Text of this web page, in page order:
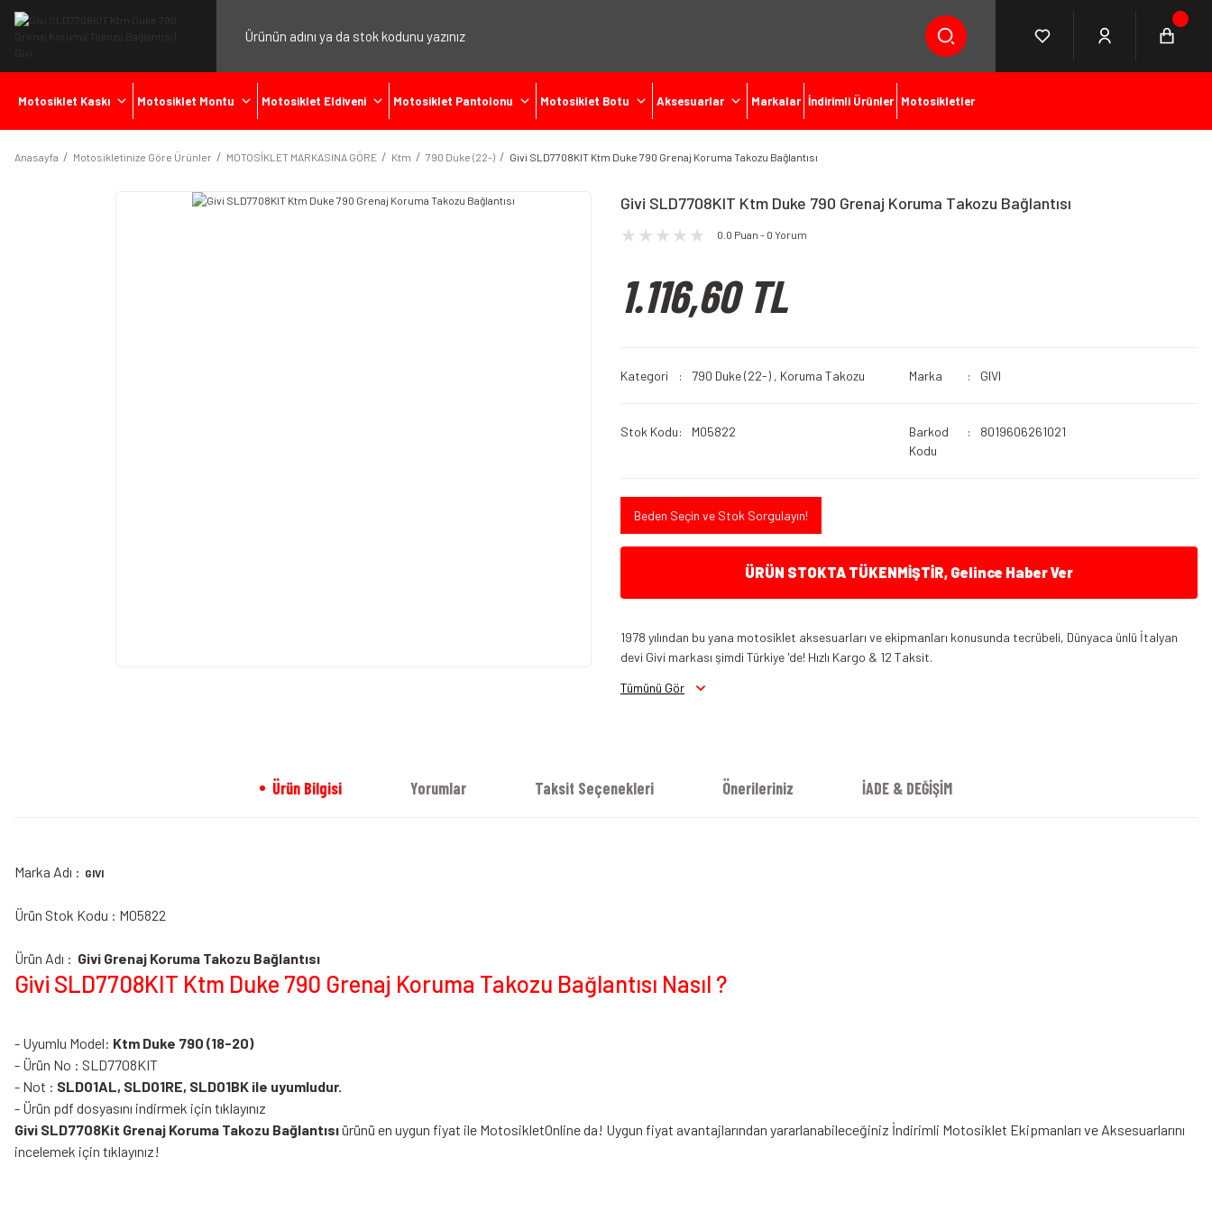
Motosiklet Kaskı Motosiklet Montu Motosiklet Eldiveni Motosiklet Pantolonu Motosiklet Botu Aksesuarlar Markalar İndirimli Ürünler Motosikletler
Anasayfa Motosikletinize Göre Ürünler MOTOSİKLET MARKASINA GÖRE Ktm 790 Duke (22-) Givi SLD7708KIT Ktm Duke 790 Grenaj Koruma Takozu Bağlantısı
Givi SLD7708KIT Ktm Duke 790 Grenaj Koruma Takozu Bağlantısı
0.0 Puan - 0 Yorum
1.116,60 TL
Kategori 790 Duke (22-) , Koruma Takozu Marka GIVI
Stok Kodu M05822
Barkod
Kodu
8019606261021
Beden Seçin ve Stok Sorgulayın!
ÜRÜN STOKTA TÜKENMİŞTİR, Gelince Haber Ver
1978 yılından bu yana motosiklet aksesuarları ve ekipmanları konusunda tecrübeli, Dünyaca ünlü İtalyan
devi Givi markası şimdi Türkiye 'de! Hızlı Kargo & 12 Taksit.
Tümünü Gör
Ürün Bilgisi Yorumlar Taksit Seçenekleri Önerileriniz İADE & DEĞİŞİM
Marka Adı : GIVI
Ürün Stok Kodu : M05822
Ürün Adı : Givi Grenaj Koruma Takozu Bağlantısı
Givi SLD7708KIT Ktm Duke 790 Grenaj Koruma Takozu Bağlantısı Nasıl ?
- Uyumlu Model: Ktm Duke 790 (18-20)
- Ürün No : SLD7708KIT
- Not : SLD01AL, SLD01RE, SLD01BK ile uyumludur.
- Ürün pdf dosyasını indirmek için tıklayınız
Givi SLD7708Kit Grenaj Koruma Takozu Bağlantısıürünü en uygun fiyat ile MotosikletOnline da! Uygun fiyat avantajlarından yararlanabileceğiniz İndirimli Motosiklet Ekipmanları ve Aksesuarlarını
incelemek için tıklayınız!